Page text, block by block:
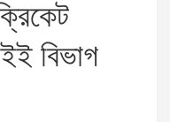
বিভাগ